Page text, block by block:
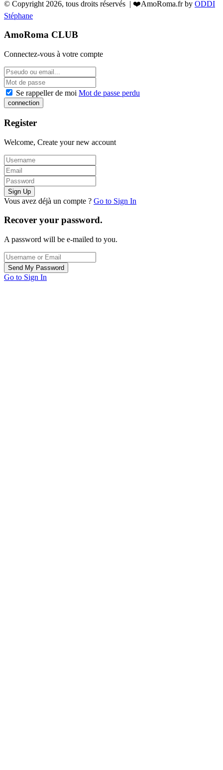
© Copyright 2026, tous droits réservés | ❤️AmoRoma.fr by ODDI
Stéphane
AmoRoma CLUB
Connectez-vous à votre compte
Se rappeller de moi Mot de passe perdu
Register
Welcome, Create your new account
Vous avez déjà un compte ? Go to Sign In
Recover your password.
A password will be e-mailed to you.
Go to Sign In